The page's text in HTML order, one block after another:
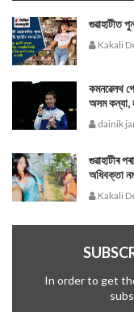
গুৱাহাটীত
Kakali
কমনৱেলথ
অসম কন্যা,
dainik
গুৱাহাটীৰ
অধিবক্তা
Kakali
In order to get